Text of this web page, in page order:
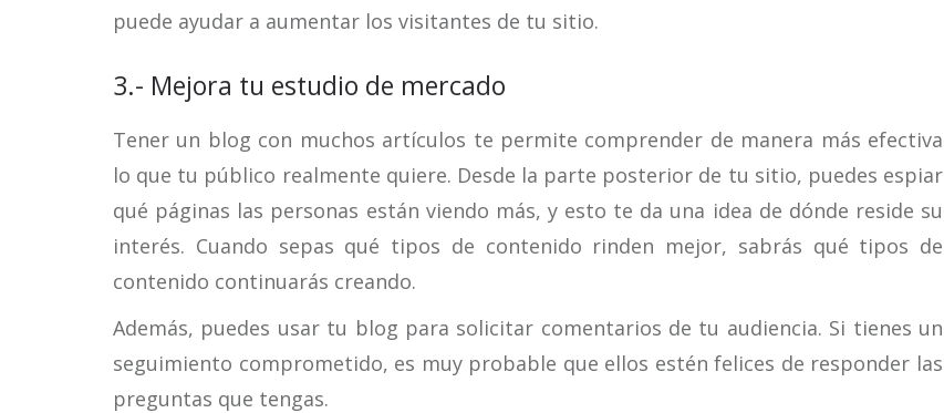
puede ayudar a aumentar los visitantes de tu sitio.
3.- Mejora tu estudio de mercado
Tener un blog con muchos artículos te permite comprender de manera más efectiva
lo que tu público realmente quiere. Desde la parte posterior de tu sitio, puedes espiar
qué páginas las personas están viendo más, y esto te da una idea de dónde reside su
interés. Cuando sepas qué tipos de contenido rinden mejor, sabrás qué tipos de
contenido continuarás creando.
Además, puedes usar tu blog para solicitar comentarios de tu audiencia. Si tienes un
seguimiento comprometido, es muy probable que ellos estén felices de responder las
preguntas que tengas.